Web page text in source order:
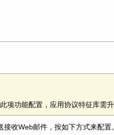
项功能配置，应用协议特征库需
收Web邮件，按如下方式来配置。